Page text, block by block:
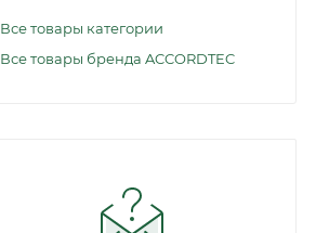
Все товары категории
Все товары бренда ACCORDTEC